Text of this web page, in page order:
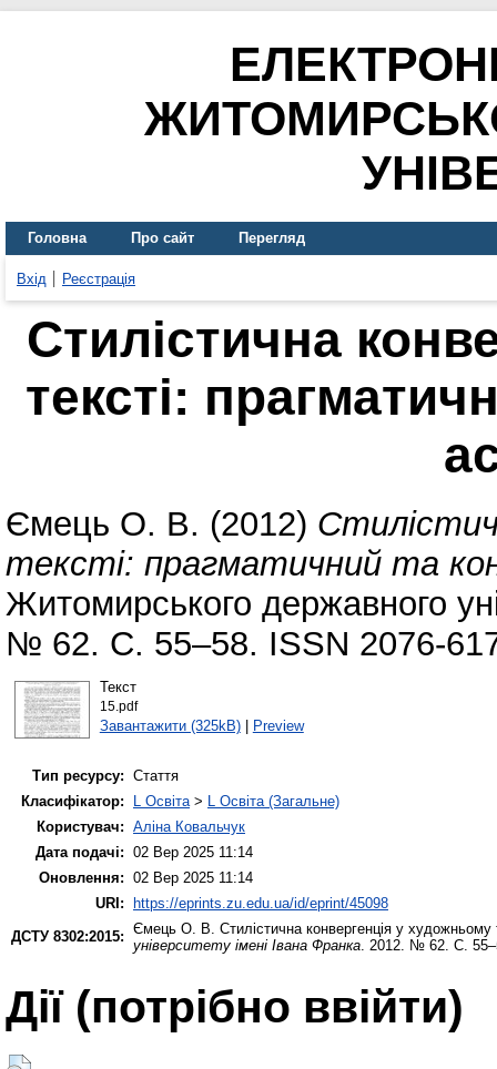
Головна Про сайт Перегляд
Вхід Реєстрація
Стилістична
тексті:
Ємець О. В. (2012)
тексті: прагматичний та
Житомирського державного
№ 62. С. 55–58. ISSN 2076-
Текст
15.pdf
Завантажити (325kB)| Preview
Тип ресурсу: Стаття
Класифікатор:
L Освіта> L Освіта (Загальне)
Користувач: Аліна Ковальчук
Дата подачі: 02 Вер 2025 11:14
Оновлення: 02 Вер 2025 11:14
URI:
https://eprints.zu.edu.ua/id/eprint/45098
ДСТУ 8302:2015: Ємець О. В. Стилістична конвергенція у
університету імені Івана Франка. 2012. № 62. С.
Дії ​​(потрібно ввійти)